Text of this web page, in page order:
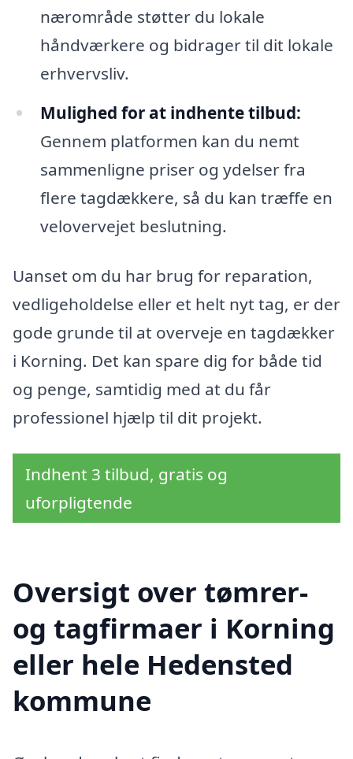
nærområde støtter du lokale
håndværkere og bidrager til dit lokale
erhvervsliv.
Mulighed for at indhente tilbud:
Gennem platformen kan du nemt
sammenligne priser og ydelser fra
flere tagdækkere, så du kan træffe en
velovervejet beslutning.
Uanset om du har brug for reparation,
vedligeholdelse eller et helt nyt tag, er der
gode grunde til at overveje en tagdækker
i Korning. Det kan spare dig for både tid
og penge, samtidig med at du får
professionel hjælp til dit projekt.
Indhent 3 tilbud, gratis og
uforpligtende
Oversigt over tømrer-
og tagfirmaer i Korning
eller hele Hedensted
kommune